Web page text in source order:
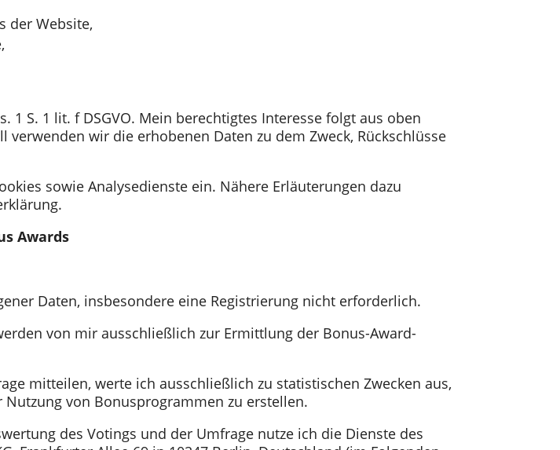
der Website,
S. 1 lit. f DSGVO. Mein berechtigtes Interesse folgt aus oben
wir die erhobenen Daten zu dem Zweck, Rückschlüsse
sowie Analysedienste ein. Nähere Erläuterungen dazu
Awards
Daten, insbesondere eine Registrierung nicht erforderlich.
von mir ausschließlich zur Ermittlung der Bonus-Award-
mitteilen, werte ich ausschließlich zu statistischen Zwecken aus,
von Bonusprogrammen zu erstellen.
des Votings und der Umfrage nutze ich die Dienste des